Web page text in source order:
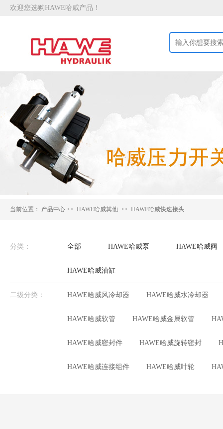
欢迎您选购HAWE哈威产品！
当前位置： 产品中心 >> HAWE哈威其他 >> HAWE哈威快速接头
分类： 全部 HAWE哈威泵 HAWE哈威阀
HAWE哈威油缸
二级分类： HAWE哈威风冷却器 HAWE哈威水冷却器
HAWE哈威软管 HAWE哈威金属软管
HAWE哈威密封件 HAWE哈威旋转密封
HAWE哈威连接组件 HAWE哈威叶轮